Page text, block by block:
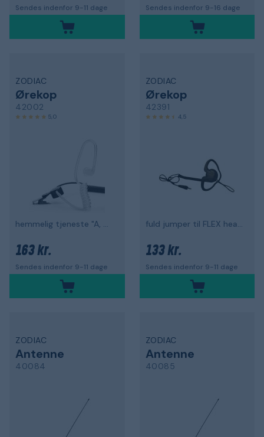
Sendes indenfor 9-11 dage Sendes indenfor 9-16 dage
ZODIAC
Ørekop
42002
5,0
hemmelig tjeneste "A, B, E"
163 kr.
Sendes indenfor 9-11 dage
ZODIAC
Ørekop
42391
4,5
fuld jumper til FLEX headset
133 kr.
Sendes indenfor 9-11 dage
ZODIAC
Antenne
40084
ZODIAC
Antenne
40085